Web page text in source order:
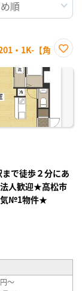
・1K-【角
に入
で徒歩２分にあ
人歓迎★高松市
気№1物件★
～